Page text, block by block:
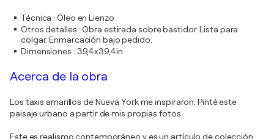
Técnica :Óleo en Lienzo
Otros detalles :Obra estirada sobre bastidor. Lista para
colgar. Enmarcación bajo pedido.
Dimensiones : 39,4x39,4in
Acerca de la obra
Los taxis amarillos de Nueva York me inspiraron. Pinté este
paisaje urbano a partir de mis propias fotos.
Este es realismo contemporáneo y es un artículo de colección